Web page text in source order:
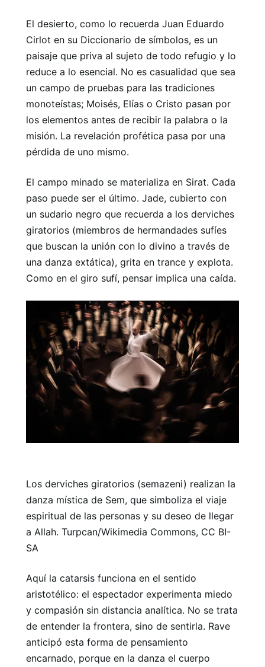
El desierto, como lo recuerda Juan Eduardo
Cirlot en su Diccionario de símbolos, es un
paisaje que priva al sujeto de todo refugio y lo
reduce a lo esencial. No es casualidad que sea
un campo de pruebas para las tradiciones
monoteístas; Moisés, Elías o Cristo pasan por
los elementos antes de recibir la palabra o la
misión. La revelación profética pasa por una
pérdida de uno mismo.
El campo minado se materializa en Sirat. Cada
paso puede ser el último. Jade, cubierto con
un sudario negro que recuerda a los derviches
giratorios (miembros de hermandades sufíes
que buscan la unión con lo divino a través de
una danza extática), grita en trance y explota.
Como en el giro sufí, pensar implica una caída.
Los derviches giratorios (semazeni) realizan la
danza mística de Sem, que simboliza el viaje
espiritual de las personas y su deseo de llegar
a Allah. Turpcan/Wikimedia Commons, CC BI-
SA
Aquí la catarsis funciona en el sentido
aristotélico: el espectador experimenta miedo
y compasión sin distancia analítica. No se trata
de entender la frontera, sino de sentirla. Rave
anticipó esta forma de pensamiento
encarnado, porque en la danza el cuerpo